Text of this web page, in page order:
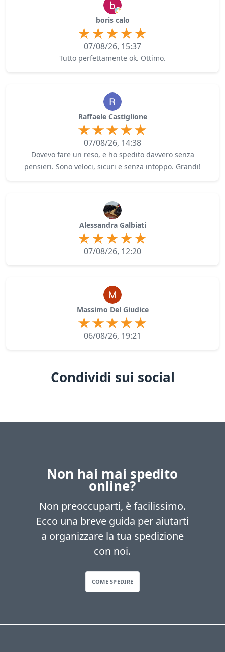
boris calo
07/08/26, 15:37
Tutto perfettamente ok. Ottimo.
Raffaele Castiglione
07/08/26, 14:38
Dovevo fare un reso, e ho spedito davvero senza
pensieri. Sono veloci, sicuri e senza intoppo. Grandi!
Alessandra Galbiati
07/08/26, 12:20
Massimo Del Giudice
06/08/26, 19:21
Condividi sui social
Non hai mai spedito
online?
Non preoccuparti, è facilissimo.
Ecco una breve guida per aiutarti
a organizzare la tua spedizione
con noi.
COME SPEDIRE